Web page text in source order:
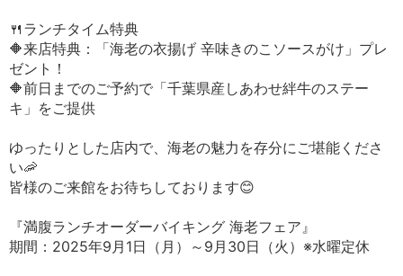
🍴ランチタイム特典
🔶来店特典：「海老の衣揚げ 辛味きのこソースがけ」プレ
ゼント！
🔶前日までのご予約で「千葉県産しあわせ絆牛のステー
キ」をご提供
ゆったりとした店内で、海老の魅力を存分にご堪能くださ
い🦐
皆様のご来館をお待ちしております😊
『満腹ランチオーダーバイキング 海老フェア』
期間：2025年9月1日（月）～9月30日（火）※水曜定休